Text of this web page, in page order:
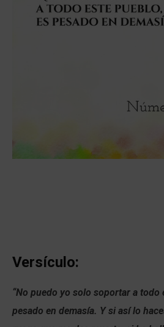
Versículo:
“No puedo yo solo soportar a todo
pesado en demasía. Y si así lo